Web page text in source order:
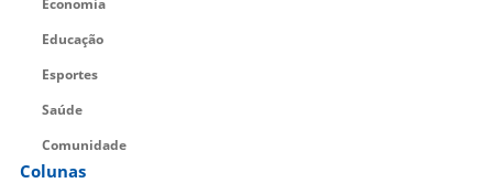
Economia
Educação
Esportes
Saúde
Comunidade
Colunas